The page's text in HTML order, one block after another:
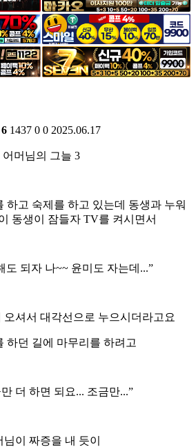
6 1437 0 0 2025.06.17
어머님의 그늘 3
하고 숙제를 하고 있는데 동생과 누워
동생이 잠들자 TV를 켜시면서
도 되자 나~~ 윤미도 자는데...”
셔서 대각선으로 누으시더라고요
하던 길에 마무리를 하려고
더 하면 되요... 조금만...”
님이 짜증을 내 듯이